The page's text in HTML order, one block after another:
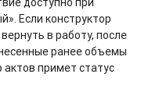
Если конструктор
в работу, после
ранее объемы
примет статус